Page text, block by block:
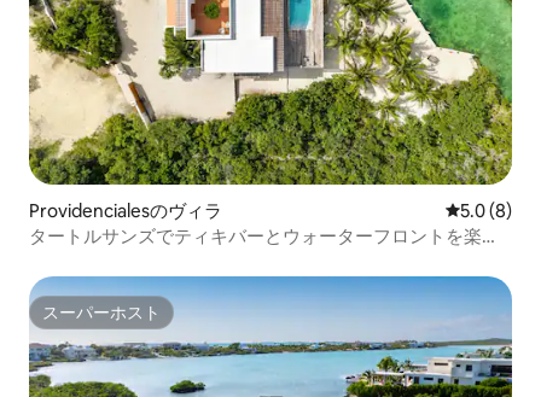
Providencialesのヴィラ レビュー8
5.0 (8)
タートルサンズでティキバーとウォーターフロントを楽し
スーパーホスト
スーパーホスト